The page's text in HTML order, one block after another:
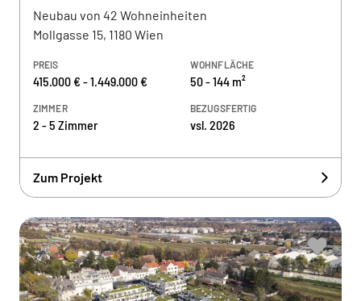
Neubau von 42 Wohneinheiten
Mollgasse 15, 1180 Wien
PREIS
415.000 € - 1.449.000 €
WOHNFLÄCHE
50 - 144 m²
ZIMMER
2 - 5 Zimmer
BEZUGSFERTIG
vsl. 2026
Zum Projekt